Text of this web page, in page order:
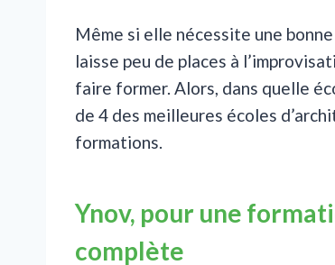
Même si elle nécessite une
laisse peu de places à
faire former. Alors, dans quelle
de 4 des meilleures écoles
formations.
Ynov, pour une
complète